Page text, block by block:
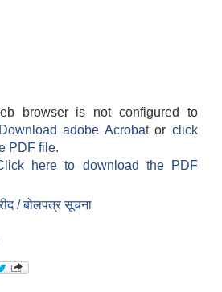
browser is not configured to
Download adobe Acrobatorclick
PDF file.
here to download the PDF
/ बोलपत्र सूचना